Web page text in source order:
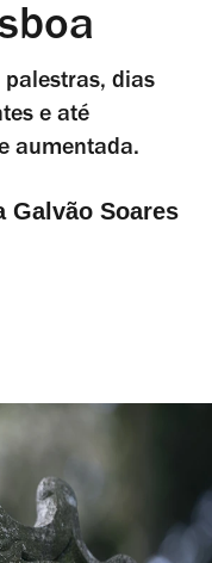
dias
e até
aumentada.
Galvão Soares